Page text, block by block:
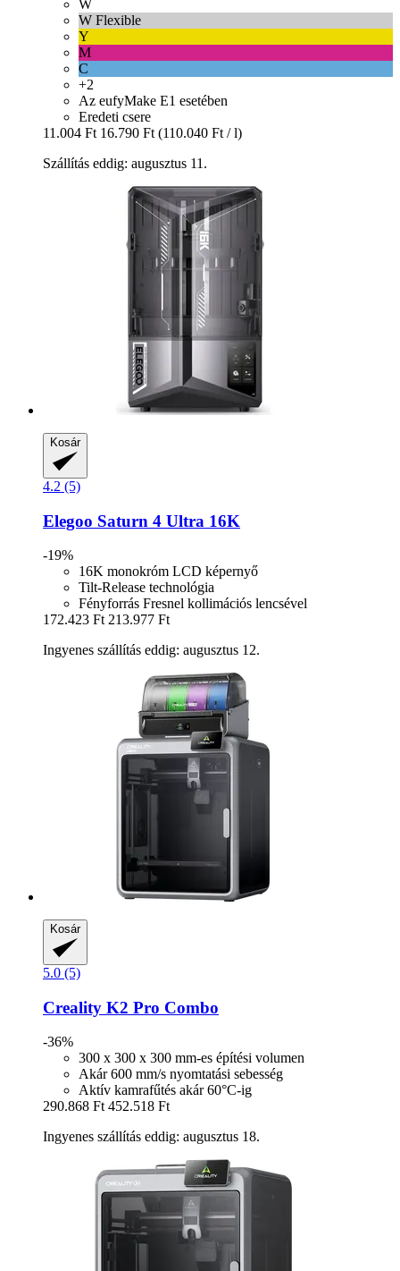
W
W Flexible
Y
M
C
+2
Az eufyMake E1 esetében
Eredeti csere
11.004 Ft 16.790 Ft (110.040 Ft / l)
Szállítás eddig: augusztus 11.
Kosár
4.2 (5)
Elegoo Saturn 4 Ultra 16K
-19%
16K monokróm LCD képernyő
Tilt-Release technológia
Fényforrás Fresnel kollimációs lencsével
172.423 Ft 213.977 Ft
Ingyenes szállítás eddig: augusztus 12.
Kosár
5.0 (5)
Creality K2 Pro Combo
-36%
300 x 300 x 300 mm-es építési volumen
Akár 600 mm/s nyomtatási sebesség
Aktív kamrafűtés akár 60°C-ig
290.868 Ft 452.518 Ft
Ingyenes szállítás eddig: augusztus 18.